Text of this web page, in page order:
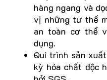
hàng ngang và
vị những tư thế
an toàn cơ thể
dụng.
Qui trình sản
kỳ hóa chất độc